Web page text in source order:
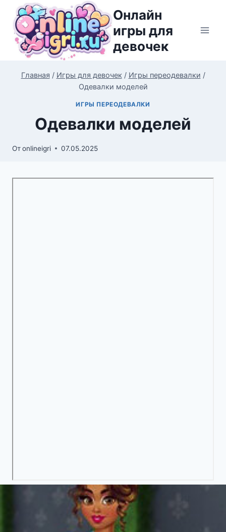
Перейти
содержимому
Онлайн
игры для
девочек
Главная / Игры для девочек / Игры переодевалки /
Одевалки моделей
ИГРЫ ПЕРЕОДЕВАЛКИ
Одевалки моделей
Отonlineigri 07.05.2025